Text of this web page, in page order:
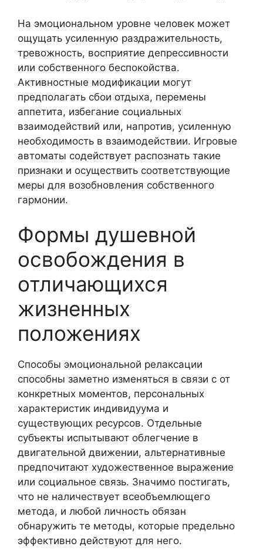
На эмоциональном уровне человек может
ощущать усиленную раздражительность,
тревожность, восприятие депрессивности
или собственного беспокойства.
Активностные модификации могут
предполагать сбои отдыха, перемены
аппетита, избегание социальных
взаимодействий или, напротив, усиленную
необходимость в взаимодействии. Игровые
автоматы содействует распознать такие
признаки и осуществить соответствующие
меры для возобновления собственного
гармонии.
Формы душевной
освобождения в
отличающихся
жизненных
положениях
Способы эмоциональной релаксации
способны заметно изменяться в связи с от
конкретных моментов, персональных
характеристик индивидуума и
существующих ресурсов. Отдельные
субъекты испытывают облегчение в
двигательной движении, альтернативные
предпочитают художественное выражение
или социальное связь. Значимо постигать,
что не наличествует всеобъемлющего
метода, и любой личность обязан
обнаружить те методы, которые предельно
эффективно действуют для него.